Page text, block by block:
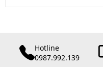
Hotline
0987.992.139